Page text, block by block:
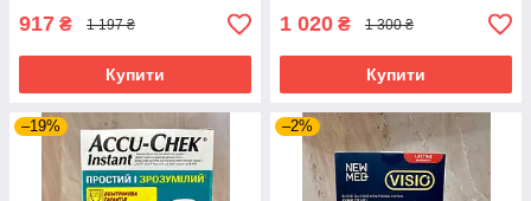
917 ₴ 1 197 ₴
Купити
1 020 ₴ 1 300 ₴
Купити
–19% –2%